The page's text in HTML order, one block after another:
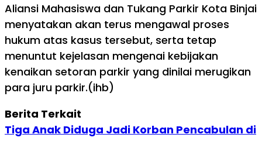
Aliansi Mahasiswa dan Tukang Parkir Kota Binjai
menyatakan akan terus mengawal proses
hukum atas kasus tersebut, serta tetap
menuntut kejelasan mengenai kebijakan
kenaikan setoran parkir yang dinilai merugikan
para juru parkir.(ihb)
Berita Terkait
Tiga Anak Diduga Jadi Korban Pencabulan di